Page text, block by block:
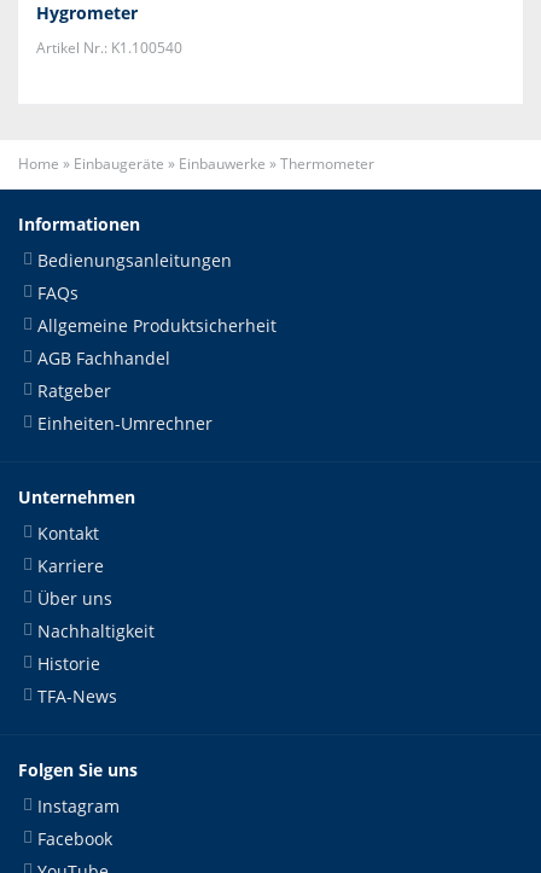
Hygrometer
Artikel Nr.: K1.100540
Home » Einbaugeräte » Einbauwerke »Thermometer
Informationen
Bedienungsanleitungen
FAQs
Allgemeine Produktsicherheit
AGB Fachhandel
Ratgeber
Einheiten-Umrechner
Unternehmen
Kontakt
Karriere
Über uns
Nachhaltigkeit
Historie
TFA-News
Folgen Sie uns
Instagram
Facebook